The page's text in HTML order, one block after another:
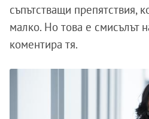
съпътстващи препятствия,
малко. Но това е смисълът
коментира тя.